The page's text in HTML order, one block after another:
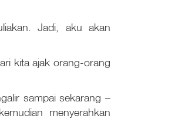
Jadi, aku akan
kita ajak orang-orang
sampai sekarang –
menyerahkan